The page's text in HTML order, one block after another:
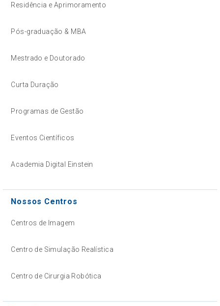
Residência e Aprimoramento
Pós-graduação & MBA
Mestrado e Doutorado
Curta Duração
Programas de Gestão
Eventos Científicos
Academia Digital Einstein
Nossos Centros
Centros de Imagem
Centro de Simulação Realística
Centro de Cirurgia Robótica